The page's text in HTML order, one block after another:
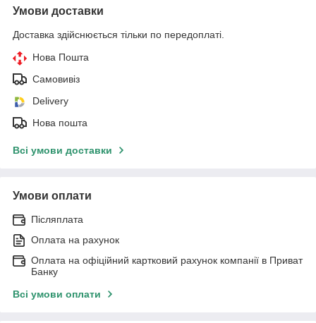
Умови доставки
Доставка здійснюється тільки по передоплаті.
Нова Пошта
Самовивіз
Delivery
Нова пошта
Всі умови доставки
Умови оплати
Післяплата
Оплата на рахунок
Оплата на офіційний картковий рахунок компанії в Приват
Банку
Всі умови оплати